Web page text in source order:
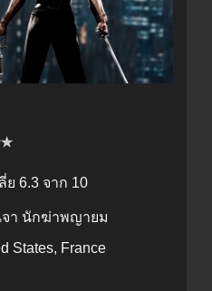
ย 6.3 จาก 10
จา นักฆ่าพญายม
States, France